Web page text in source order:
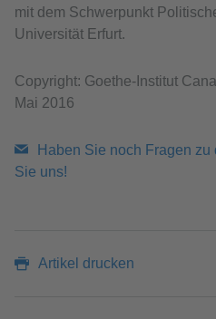
mit dem Schwerpunkt
Universität Erfurt.
Copyright: Goethe-Institut
Mai 2016
Haben Sie noch Fragen
Sie uns!
Artikel drucken